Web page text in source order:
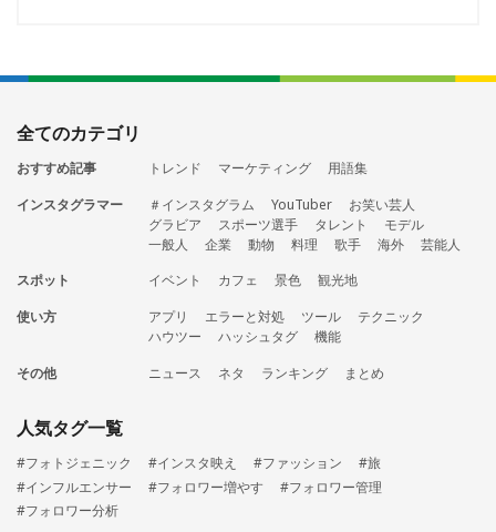
全てのカテゴリ
おすすめ記事 トレンド マーケティング
用語集
インスタグラマー
＃インスタグラム YouTuber
お笑い芸人
グラビア
スポーツ選手 タレント
モデル
一般人
企業 動物 料理 歌手 海外
芸能人
スポット
イベント カフェ 景色
観光地
使い方
アプリ エラーと対処 ツール
テクニック
ハウツー
ハッシュタグ
機能
その他
ニュース ネタ ランキング まとめ
人気タグ一覧
#フォトジェニック #インスタ映え #ファッション
#旅
#インフルエンサー
#フォロワー増やす
#フォロワー管理
#フォロワー分析